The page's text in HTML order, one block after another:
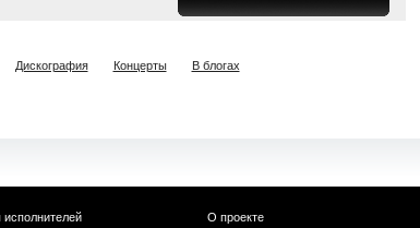
Дискография Концерты В блогах
исполнителей
О проекте